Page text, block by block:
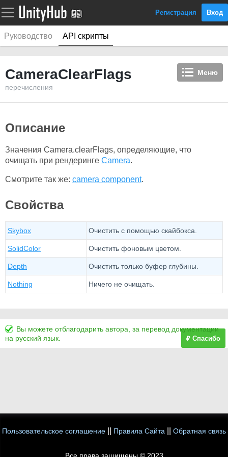
Регистрация Вход
Руководство API скрипты
Меню
CameraClearFlags
перечисления
Описание
Значения Camera.clearFlags, определяющие, что
очищать при рендеринге Camera.
Смотрите так же: camera component.
Свойства
Skybox Очистить с помощью скайбокса.
SolidColor Очистить фоновым цветом.
Depth Очистить только буфер глубины.
Nothing Ничего не очищать.
Вы можете отблагодарить автора, за перевод документации
на русский язык.
₽ Спасибо
Пользовательское соглашение Правила Сайта Обратная связь